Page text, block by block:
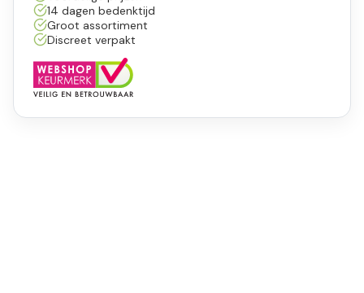
14 dagen bedenktijd
Groot assortiment
Discreet verpakt